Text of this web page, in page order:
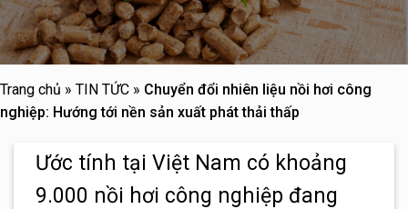
Trang chủ » TIN TỨC » Chuyển đổi nhiên liệu nồi hơi công
nghiệp: Hướng tới nền sản xuất phát thải thấp
Ước tính tại Việt Nam có khoảng
9.000 nồi hơi công nghiệp đang